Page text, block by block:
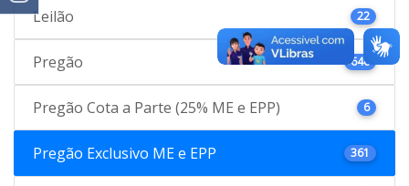
Leilão 22
Pregão 646
Pregão Cota a Parte (25% ME e EPP) 6
Pregão Exclusivo ME e EPP 361